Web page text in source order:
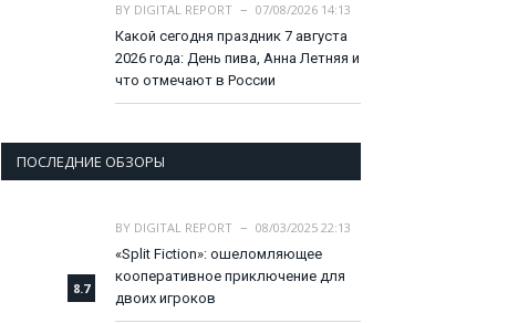
BY DIGITAL REPORT
07/08/2026 14:13
Какой сегодня праздник 7 августа
2026 года: День пива, Анна Летняя и
что отмечают в России
ПОСЛЕДНИЕ ОБЗОРЫ
8.7
BY DIGITAL REPORT
08/03/2025 22:13
«Split Fiction»: ошеломляющее
кооперативное приключение для
двоих игроков